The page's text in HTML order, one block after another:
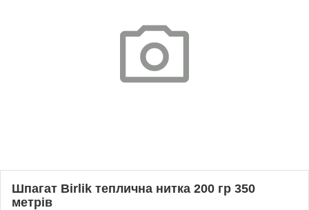
Шпагат Birlik теплична нитка 200 гр 350
метрів